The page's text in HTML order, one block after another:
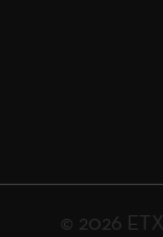
© 2026